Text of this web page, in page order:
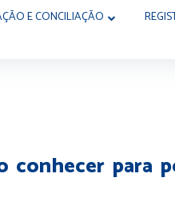
E CONCILIAÇÃO
conhecer para